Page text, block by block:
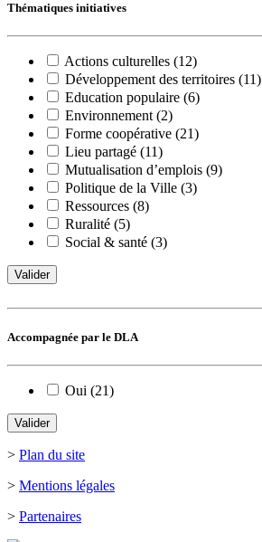
Thématiques initiatives
Actions culturelles (12)
Développement des territoires (11)
Education populaire (6)
Environnement (2)
Forme coopérative (21)
Lieu partagé (11)
Mutualisation d’emplois (9)
Politique de la Ville (3)
Ressources (8)
Ruralité (5)
Social & santé (3)
Valider
Accompagnée par le DLA
Oui (21)
Valider
> Plan du site
> Mentions légales
> Partenaires